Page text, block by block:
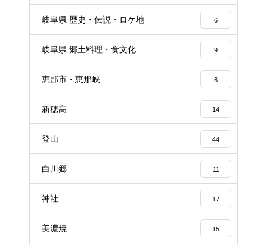
岐阜県 歴史・伝説・ロケ地 6
岐阜県 郷土料理・食文化 9
恵那市・恵那峡 6
新穂高 14
登山 44
白川郷 11
神社 17
美濃焼 15